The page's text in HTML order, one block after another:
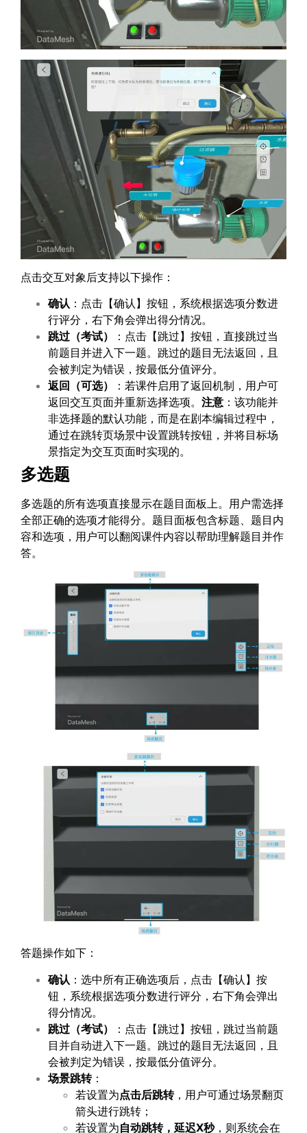
点击交互对象后支持以下操作：
确认 ：点击【确认】按钮，系统根据选项分数进
行评分，右下角会弹出得分情况。
跳过（考试）
：点击【跳过】按钮，直接跳过当
前题目并进入下一题。跳过的题目无法返回，且
会被判定为错误，按最低分值评分。
返回（可选）
：若课件启用了返回机制，用户可
返回交互页面并重新选择选项。 注意 ：该功能并
非选择题的默认功能，而是在剧本编辑过程中，
通过在跳转页场景中设置跳转按钮，并将目标场
景指定为交互页面时实现的。
多选题
多选题的所有选项直接显示在题目面板上。用户需选择
全部正确的选项才能得分。题目面板包含标题、题目内
容和选项，用户可以翻阅课件内容以帮助理解题目并作
答。
答题操作如下：
确认 ：选中所有正确选项后，点击【确认】按
钮，系统根据选项分数进行评分，右下角会弹出
得分情况。
跳过（考试）
：点击【跳过】按钮，跳过当前题
目并自动进入下一题。跳过的题目无法返回，且
会被判定为错误，按最低分值评分。
场景跳转：
若设置为点击后跳转，用户可通过场景翻页
箭头进行跳转；
若设置为自动跳转，延迟X秒，则系统会在